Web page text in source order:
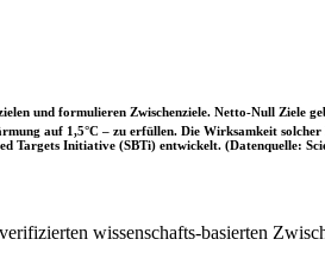
und formulieren Zwischenziele. Netto-Null Ziele
auf 1,5°C – zu erfüllen. Die Wirksamkeit
Targets Initiative (SBTi) entwickelt. (Datenquelle:
wissenschafts-basierten